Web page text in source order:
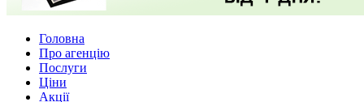
Головна
Про агенцію
Послуги
Ціни
Акції